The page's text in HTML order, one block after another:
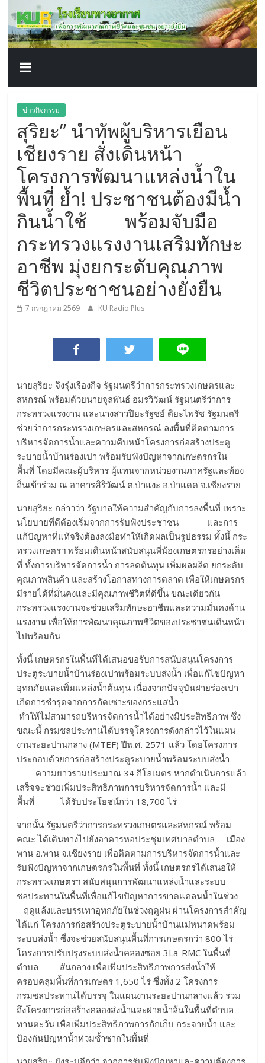
content
โรงเรียน
ทาง
อากาศ​
เพื่อ
พัฒนา
คุณภาพ
ชีวิต
ข่าวกิจกรรม
สุริยะ” นำทัพผู้บริหารเยือน
เชียงราย สั่งเดินหน้า
โครงการพัฒนาแหล่งน้ำใน
พื้นที่ ย้ำ! ประชาชนต้องมีน้ำ
กินน้ำใช้ พร้อมจับมือ
กระทรวงแรงงานเสริมทักษะ
อาชีพ มุ่งยกระดับคุณภาพ
ชีวิตประชาชนอย่างยั่งยืน
7 กรกฎาคม 2569 KU Radio Plus
นายสุริยะ จึงรุ่งเรืองกิจ รัฐมนตรีว่าการกระทรวงเกษตรและ
สหกรณ์ พร้อมด้วยนายจุลพันธ์ อมรวิวัฒน์ รัฐมนตรีว่าการ
กระทรวงแรงงาน และนางสาวปิยะรัฐชย์ ติยะไพรัช รัฐมนตรี
ช่วยว่าการกระทรวงเกษตรและสหกรณ์ ลงพื้นที่ติดตามการ
บริหารจัดการน้ำและความคืบหน้าโครงการก่อสร้างประตู
ระบายน้ำบ้านร่องเปา พร้อมรับฟังปัญหาจากเกษตรกรใน
พื้นที่ โดยมีคณะผู้บริหาร ผู้แทนจากหน่วยงานภาครัฐและท้อง
ถิ่นเข้าร่วม ณ อาคารศิริวัฒน์ ต.ป่าแงะ อ.ป่าแดด จ.เชียงราย
​นายสุริยะ กล่าวว่า รัฐบาลให้ความสำคัญกับการลงพื้นที่ เพราะ
นโยบายที่ดีต้องเริ่มจากการรับฟังประชาชน และการ
แก้ปัญหาที่แท้จริงต้องลงมือทำให้เกิดผลเป็นรูปธรรม ทั้งนี้ กระ
ทรวงเกษตรฯ พร้อมเดินหน้าสนับสนุนพี่น้องเกษตรกรอย่างเต็ม
ที่ ทั้งการบริหารจัดการน้ำ การลดต้นทุน เพิ่มผลผลิต ยกระดับ
คุณภาพสินค้า และสร้างโอกาสทางการตลาด เพื่อให้เกษตรกร
มีรายได้ที่มั่นคงและมีคุณภาพชีวิตที่ดีขึ้น ขณะเดียวกัน
กระทรวงแรงงานจะช่วยเสริมทักษะอาชีพและความมั่นคงด้าน
แรงงาน เพื่อให้การพัฒนาคุณภาพชีวิตของประชาชนเดินหน้า
ไปพร้อมกัน
​ทั้งนี้ เกษตรกรในพื้นที่ได้เสนอขอรับการสนับสนุนโครงการ
ประตูระบายน้ำบ้านร่องเปาพร้อมระบบส่งน้ำ เพื่อแก้ไขปัญหา
อุทกภัยและเพิ่มแหล่งน้ำต้นทุน เนื่องจากปัจจุบันฝายร่องเปา
เกิดการชำรุดจากการกัดเซาะของกระแสน้ำ
ทำให้ไม่สามารถบริหารจัดการน้ำได้อย่างมีประสิทธิภาพ ซึ่ง
ขณะนี้ กรมชลประทานได้บรรจุโครงการดังกล่าวไว้ในแผน
งานระยะปานกลาง (MTEF) ปีพ.ศ. 2571 แล้ว โดยโครงการ
ประกอบด้วยการก่อสร้างประตูระบายน้ำพร้อมระบบส่งน้ำ
ความยาวรวมประมาณ 34 กิโลเมตร หากดำเนินการแล้ว
เสร็จจะช่วยเพิ่มประสิทธิภาพการบริหารจัดการน้ำ และมี
พื้นที่ ได้รับประโยชน์กว่า 18,700 ไร่
​จากนั้น รัฐมนตรีว่าการกระทรวงเกษตรและสหกรณ์ พร้อม
คณะ ได้เดินทางไปยังอาคารหอประชุมเทศบาลตำบล เมือง
พาน อ.พาน จ.เชียงราย เพื่อติดตามการบริหารจัดการน้ำและ
รับฟังปัญหาจากเกษตรกรในพื้นที่ ทั้งนี้ เกษตรกรได้เสนอให้
กระทรวงเกษตรฯ สนับสนุนการพัฒนาแหล่งน้ำและระบบ
ชลประทานในพื้นที่เพื่อแก้ไขปัญหาการขาดแคลนน้ำในช่วง
ฤดูแล้งและบรรเทาอุทกภัยในช่วงฤดูฝน ผ่านโครงการสำคัญ
ได้แก่ โครงการก่อสร้างประตูระบายน้ำบ้านแม่หนาดพร้อม
ระบบส่งน้ำ ซึ่งจะช่วยสนับสนุนพื้นที่การเกษตรกว่า 800 ไร่
โครงการปรับปรุงระบบส่งน้ำคลองซอย 3La-RMC ในพื้นที่
ตำบล สันกลาง เพื่อเพิ่มประสิทธิภาพการส่งน้ำให้
ครอบคลุมพื้นที่การเกษตร 1,650 ไร่ ซึ่งทั้ง 2 โครงการ
กรมชลประทานได้บรรจุ ในแผนงานระยะปานกลางแล้ว รวม
ถึงโครงการก่อสร้างคลองส่งน้ำและฝายน้ำล้นในพื้นที่ตำบล
ทานตะวัน เพื่อเพิ่มประสิทธิภาพการกักเก็บ กระจายน้ำ และ
ป้องกันปัญหาน้ำท่วมซ้ำซากในพื้นที่